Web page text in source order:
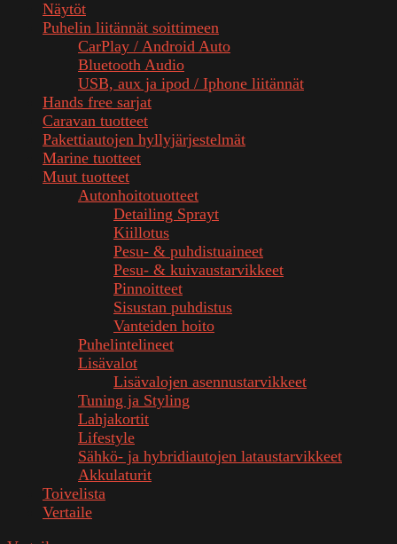
Näytöt
Puhelin liitännät soittimeen
CarPlay / Android Auto
Bluetooth Audio
USB, aux ja ipod / Iphone liitännät
Hands free sarjat
Caravan tuotteet
Pakettiautojen hyllyjärjestelmät
Marine tuotteet
Muut tuotteet
Autonhoitotuotteet
Detailing Sprayt
Kiillotus
Pesu- & puhdistuaineet
Pesu- & kuivaustarvikkeet
Pinnoitteet
Sisustan puhdistus
Vanteiden hoito
Puhelintelineet
Lisävalot
Lisävalojen asennustarvikkeet
Tuning ja Styling
Lahjakortit
Lifestyle
Sähkö- ja hybridiautojen lataustarvikkeet
Akkulaturit
Toivelista
Vertaile